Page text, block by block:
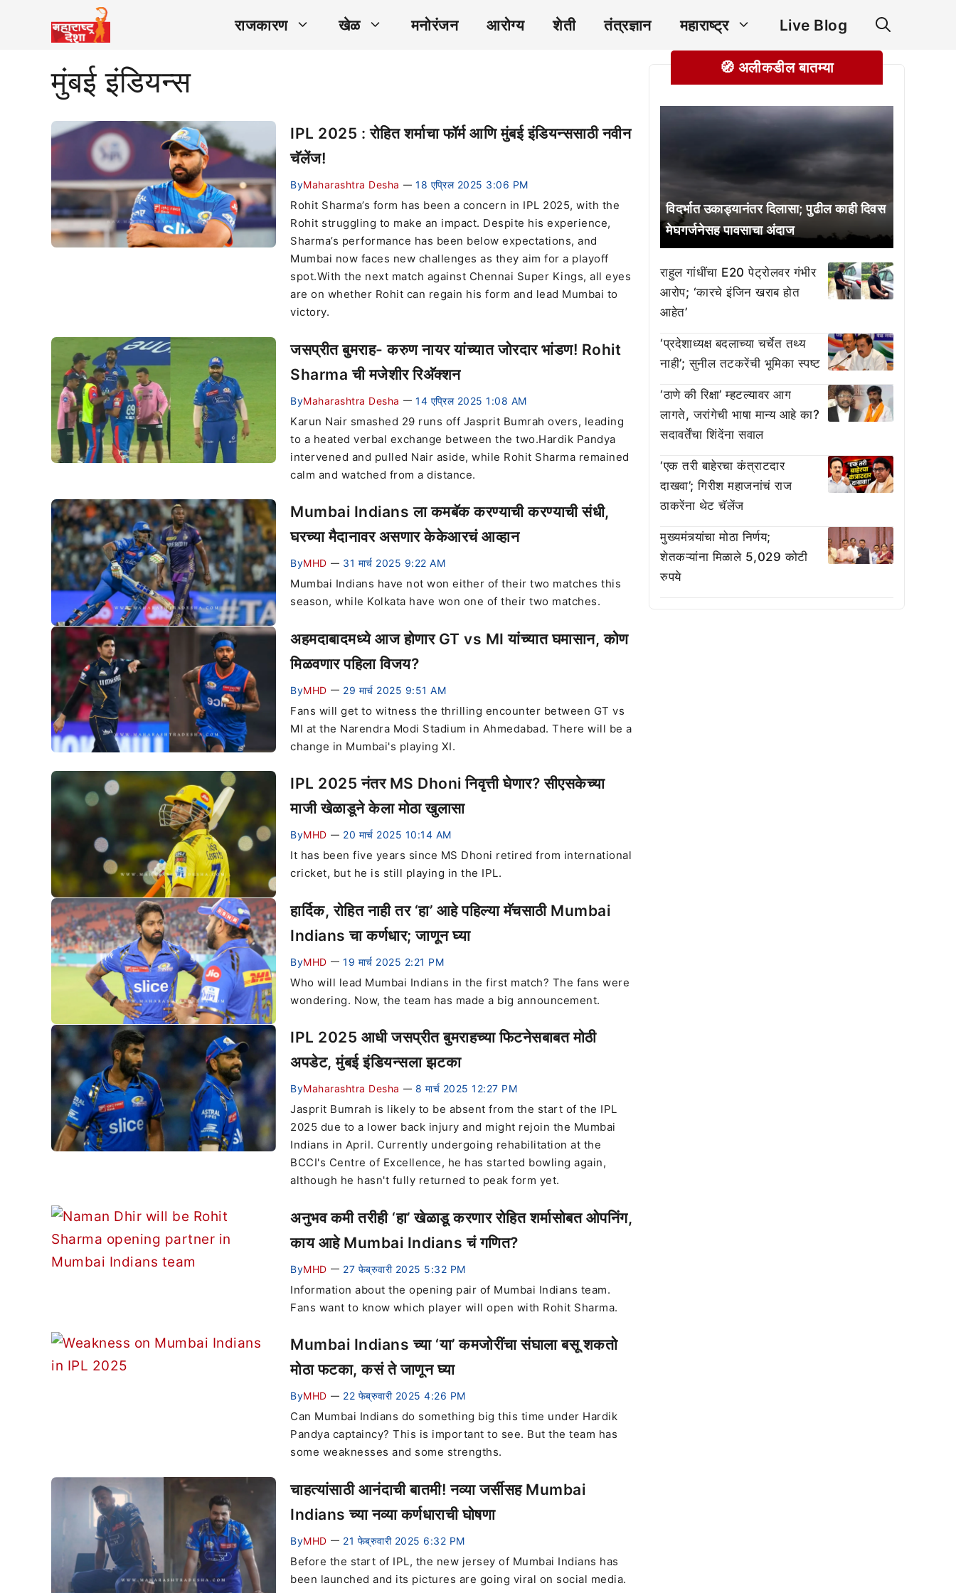
राजकारण खेळ मनोरंजन आरोग्य शेती तंत्रज्ञान महाराष्ट्र Live Blog
मुंबई इंडियन्स
IPL 2025 : रोहित शर्माचा फॉर्म आणि मुंबई इंडियन्ससाठी नवीन
चॅलेंज!
ByMaharashtra Desha — 18 एप्रिल 2025 3:06 PM
Rohit Sharma’s form has been a concern in IPL 2025, with the
Rohit struggling to make an impact. Despite his experience,
Sharma’s performance has been below expectations, and
Mumbai now faces new challenges as they aim for a playoff
spot.With the next match against Chennai Super Kings, all eyes
are on whether Rohit can regain his form and lead Mumbai to
victory.
जसप्रीत बुमराह- करुण नायर यांच्यात जोरदार भांडण! Rohit
Sharma ची मजेशीर रिअ‍ॅक्शन
ByMaharashtra Desha — 14 एप्रिल 2025 1:08 AM
Karun Nair smashed 29 runs off Jasprit Bumrah overs, leading
to a heated verbal exchange between the two.Hardik Pandya
intervened and pulled Nair aside, while Rohit Sharma remained
calm and watched from a distance.
Mumbai Indians ला कमबॅक करण्याची करण्याची संधी,
घरच्या मैदानावर असणार केकेआरचं आव्हान
ByMHD — 31 मार्च 2025 9:22 AM
Mumbai Indians have not won either of their two matches this
season, while Kolkata have won one of their two matches.
अहमदाबादमध्ये आज होणार GT vs MI यांच्यात घमासान, कोण
मिळवणार पहिला विजय?
ByMHD — 29 मार्च 2025 9:51 AM
Fans will get to witness the thrilling encounter between GT vs
MI at the Narendra Modi Stadium in Ahmedabad. There will be a
change in Mumbai's playing XI.
IPL 2025 नंतर MS Dhoni निवृत्ती घेणार? सीएसकेच्या
माजी खेळाडूने केला मोठा खुलासा
ByMHD — 20 मार्च 2025 10:14 AM
It has been five years since MS Dhoni retired from international
cricket, but he is still playing in the IPL.
हार्दिक, रोहित नाही तर ‘हा’ आहे पहिल्या मॅचसाठी Mumbai
Indians चा कर्णधार; जाणून घ्या
ByMHD — 19 मार्च 2025 2:21 PM
Who will lead Mumbai Indians in the first match? The fans were
wondering. Now, the team has made a big announcement.
IPL 2025 आधी जसप्रीत बुमराहच्या फिटनेसबाबत मोठी
अपडेट, मुंबई इंडियन्सला झटका
ByMaharashtra Desha — 8 मार्च 2025 12:27 PM
Jasprit Bumrah is likely to be absent from the start of the IPL
2025 due to a lower back injury and might rejoin the Mumbai
Indians in April. Currently undergoing rehabilitation at the
BCCI's Centre of Excellence, he has started bowling again,
although he hasn't fully returned to peak form yet.
अनुभव कमी तरीही ‘हा’ खेळाडू करणार रोहित शर्मासोबत ओपनिंग,
काय आहे Mumbai Indians चं गणित?
ByMHD — 27 फेब्रुवारी 2025 5:32 PM
Information about the opening pair of Mumbai Indians team.
Fans want to know which player will open with Rohit Sharma.
Mumbai Indians च्या ‘या’ कमजोरींचा संघाला बसू शकतो
मोठा फटका, कसं ते जाणून घ्या
ByMHD — 22 फेब्रुवारी 2025 4:26 PM
Can Mumbai Indians do something big this time under Hardik
Pandya captaincy? This is important to see. But the team has
some weaknesses and some strengths.
चाहत्यांसाठी आनंदाची बातमी! नव्या जर्सीसह Mumbai
Indians च्या नव्या कर्णधाराची घोषणा
ByMHD — 21 फेब्रुवारी 2025 6:32 PM
Before the start of IPL, the new jersey of Mumbai Indians has
been launched and its pictures are going viral on social media.
🧭 अलीकडील बातम्या
विदर्भात उकाड्यानंतर दिलासा; पुढील काही दिवस
मेघगर्जनेसह पावसाचा अंदाज
राहुल गांधींचा E20 पेट्रोलवर गंभीर
आरोप; ‘कारचे इंजिन खराब होत
आहेत’
‘प्रदेशाध्यक्ष बदलाच्या चर्चेत तथ्य
नाही’; सुनील तटकरेंची भूमिका स्पष्ट
‘ठाणे की रिक्षा’ म्हटल्यावर आग
लागते, जरांगेची भाषा मान्य आहे का?
सदावर्तेंचा शिंदेंना सवाल
‘एक तरी बाहेरचा कंत्राटदार
दाखवा’; गिरीश महाजनांचं राज
ठाकरेंना थेट चॅलेंज
मुख्यमंत्र्यांचा मोठा निर्णय;
शेतकऱ्यांना मिळाले 5,029 कोटी
रुपये